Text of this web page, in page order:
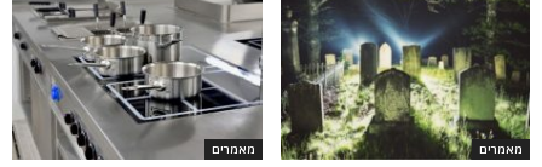
מאמרים מאמרים